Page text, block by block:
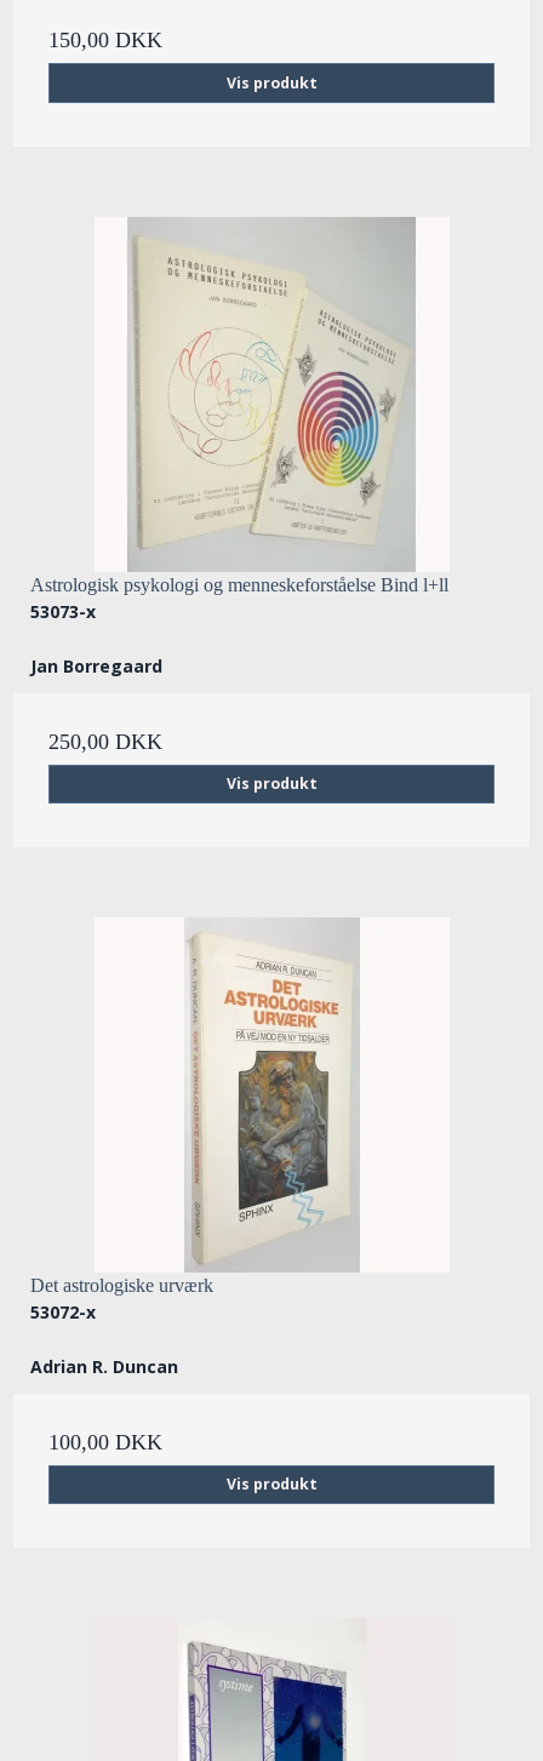
150,00 DKK
Vis produkt
Astrologisk psykologi og menneskeforståelse Bind l+ll
53073-x
Jan Borregaard
250,00 DKK
Vis produkt
Det astrologiske urværk
53072-x
Adrian R. Duncan
100,00 DKK
Vis produkt